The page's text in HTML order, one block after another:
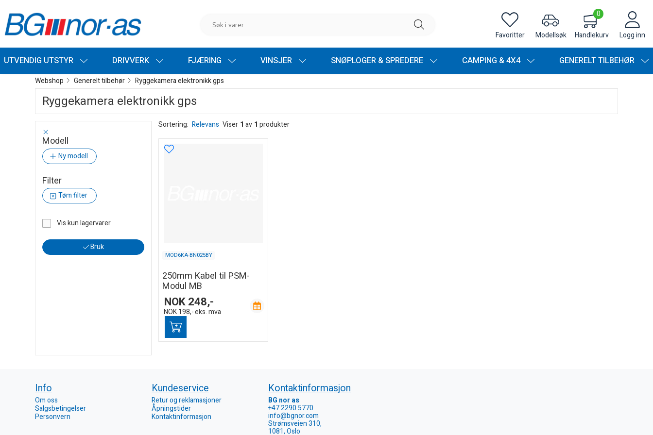
Favoritter Modellsøk
0
Handlekurv Logg inn
UTVENDIG UTSTYR DRIVVERK FJÆRING VINSJER SNØPLOGER & SPREDERE CAMPING & 4X4 GENERELT TILBEHØR
Webshop Generelt tilbehør Ryggekamera elektronikk gps
Ryggekamera elektronikk gps
Modell
Ny modell
Filter
Tøm filter
Vis kun lagervarer
Bruk
Sortering: Relevans Viser 1 av 1 produkter
MOD6KA-BN025BY
250mm Kabel til PSM-
Modul MB
NOK248,-
NOK 198,-eks. mva
Info
Om oss
Salgsbetingelser
Personvern
Kundeservice
Retur og reklamasjoner
Åpningstider
Kontaktinformasjon
Kontaktinformasjon
BG nor as
+47 2290 5770
info@bgnor.com
Strømsveien 310,
1081, Oslo